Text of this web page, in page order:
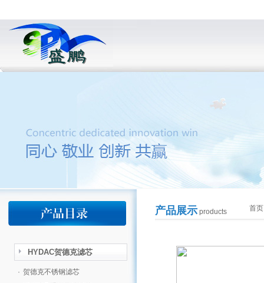
HYDAC贺德克滤芯
· 贺德克不锈钢滤芯
产品展示products 首页